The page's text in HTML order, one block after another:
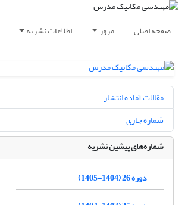
صفحه اصلی مرور اطلاعات نشریه
مقالات آماده انتشار
شماره جاری
شماره‌های پیشین نشریه
دوره 26 (1404-1405)